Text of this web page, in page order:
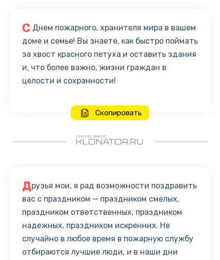
С Днем пожарного, хранителя мира в вашем
доме и семье! Вы знаете, как быстро поймать
за хвост красного петуха и оставить здания
и, что более важно, жизни граждан в
целости и сохранности!
Скопировать
Друзья мои, я рад возможности поздравить
вас с праздником — праздником смелых,
праздником ответственных, праздником
надежных, праздником искренних. Не
случайно в любое время в пожарную службу
отбираются лучшие люди, и в наши дни